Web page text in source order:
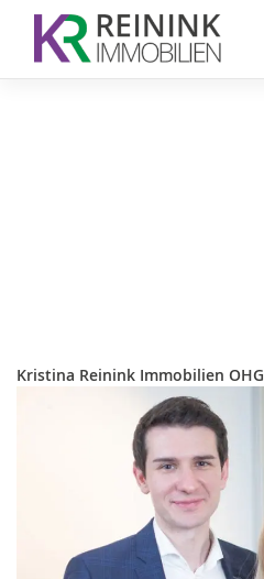
content
Kristina Reinink Immobilien OHG